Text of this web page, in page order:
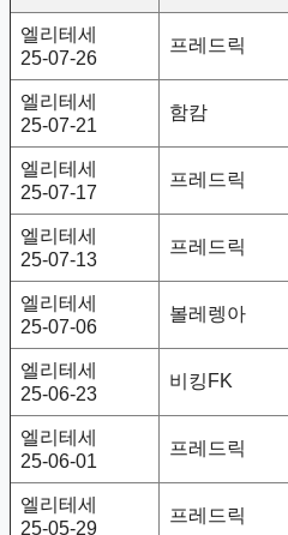
엘리테세
25-07-26
프레드릭
엘리테세
25-07-21
함캄
엘리테세
25-07-17
프레드릭
엘리테세
25-07-13
프레드릭
엘리테세
25-07-06
볼레렝아
엘리테세
25-06-23
비킹FK
엘리테세
25-06-01
프레드릭
엘리테세
25-05-29
프레드릭